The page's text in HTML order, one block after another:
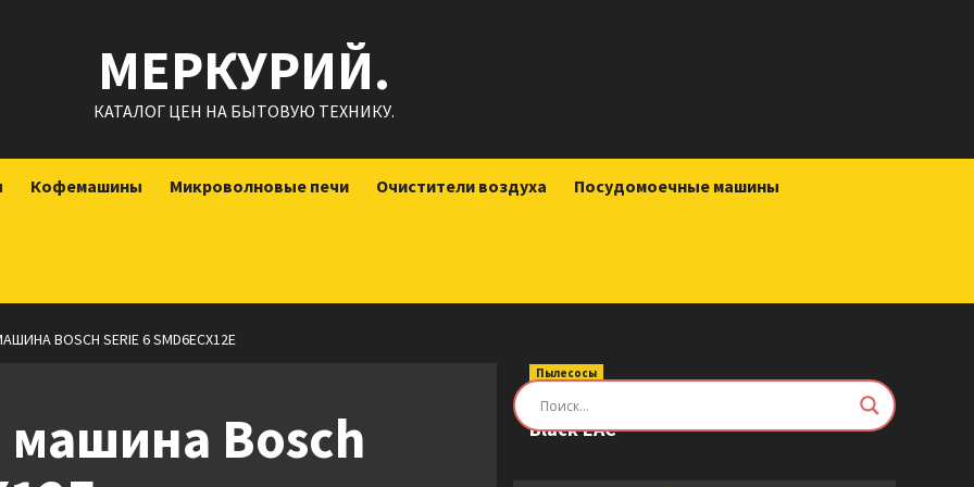
МЕРКУРИЙ.
КАТАЛОГ ЦЕН НА БЫТОВУЮ ТЕХНИКУ.
Кофемашины Микроволновые печи Очистители воздуха Посудомоечные машины
BOSCH SERIE 6 SMD6ECX12E
Bosch
Пылесосы
Робот-пылесос Roborock Saros Z70
Black EAC